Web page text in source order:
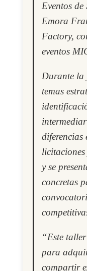
Eventos
Emora
Factory,
eventos
Durante la
temas
diferencias
licitaciones
y se
concretas
“Este
para
compartir